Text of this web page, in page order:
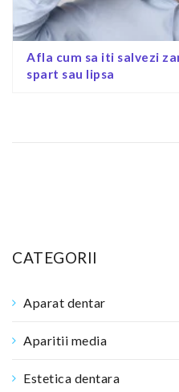
Afla cum sa iti salvezi
spart sau lipsa
CATEGORII
Aparat dentar
Aparitii media
Estetica dentara